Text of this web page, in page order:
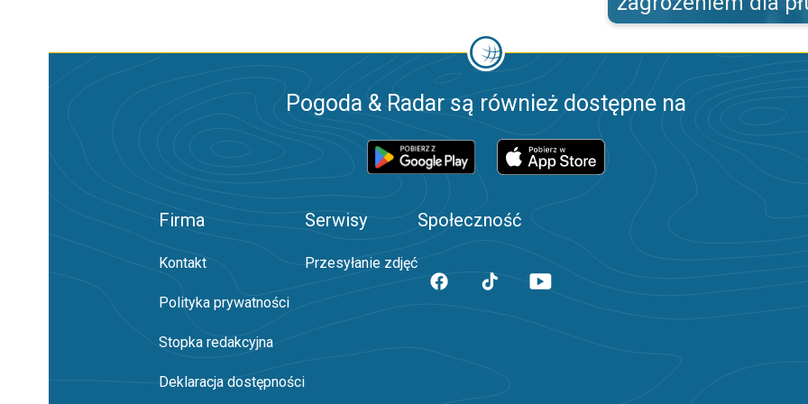
Pogoda & Radar są również dostępne na
Firma
Kontakt
Polityka prywatności
Stopka redakcyjna
Deklaracja dostępności
Serwisy
Przesyłanie zdjęć
Społeczność